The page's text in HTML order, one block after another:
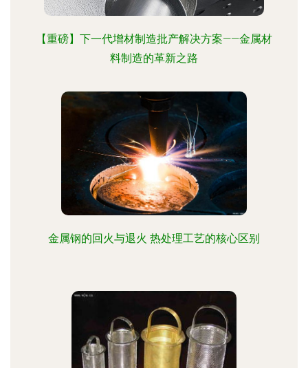
【重磅】下一代增材制造批产解决方案——金属材
料制造的革新之路
金属钢的回火与退火 热处理工艺的核心区别